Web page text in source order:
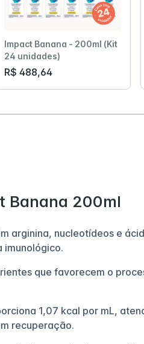
Impact Banana - 200ml (Kit
24 unidades)
R$ 488,64
Banana 200ml
arginina, nucleotídeos e
imunológico.
que favorecem o
1,07 kcal por mL,
recuperação.